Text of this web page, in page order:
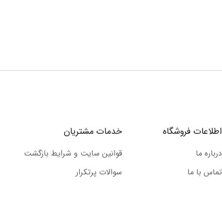
اطلاعات فروشگاه
درباره ما
تماس با ما
خدمات مشتریان
قوانین سایت و شرایط بازگشت
سوالات پرتکرار